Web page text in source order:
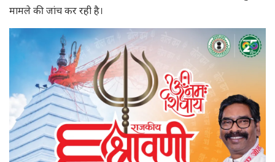
मामले की जांच कर रही है।